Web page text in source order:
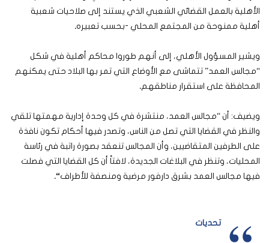
الأهلية بالعمل القضائي الشعبي الذي يستند إلى صلاحيات شعبية
أهلية ممنوحة من المجتمع المحلي -بحسب تعبيره.
ويشير المسؤول الأهلي، إلى أنهم طوروا محاكم أهلية في شكل
“مجالس العمد” تتماشى مع الأوضاع التي تمر بها البلاد حتى يمكنهم
المحافظة على استقرار مناطقهم.
ويضيف: أن “مجالس العمد، منتشرة في كل وحدة إدارية مهمتها تلقي
والنظر في القضايا التي تصل من الناس، وتصدر فيها أحكام تكون نافذة
على الطرفين المتقاضيين، وأن المجالس تنعقد بصورة راتبة في رئاسة
المحليات، وتنظر في البلاغات الجديدة، لافتاً أن كل القضايا التي فصلت
فيها مجالس العمد بشرق دارفور مرضية ومنصفة للأطراف“.
تحديات